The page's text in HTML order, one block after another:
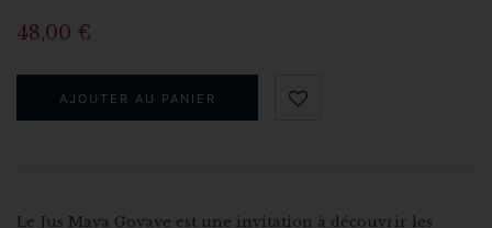
48,00 €
AJOUTER AU PANIER
Le Jus Maya Goyave est une invitation à découvrir les